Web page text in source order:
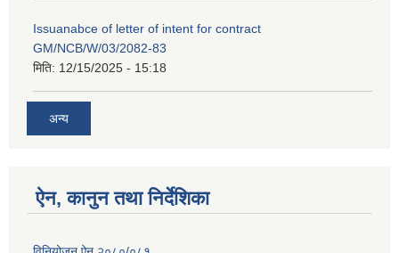
Issuanabce of letter of intent for contract
GM/NCB/W/03/2082-83
मिति: 12/15/2025 - 15:18
अन्य
ऐन, कानुन तथा निर्देशिका